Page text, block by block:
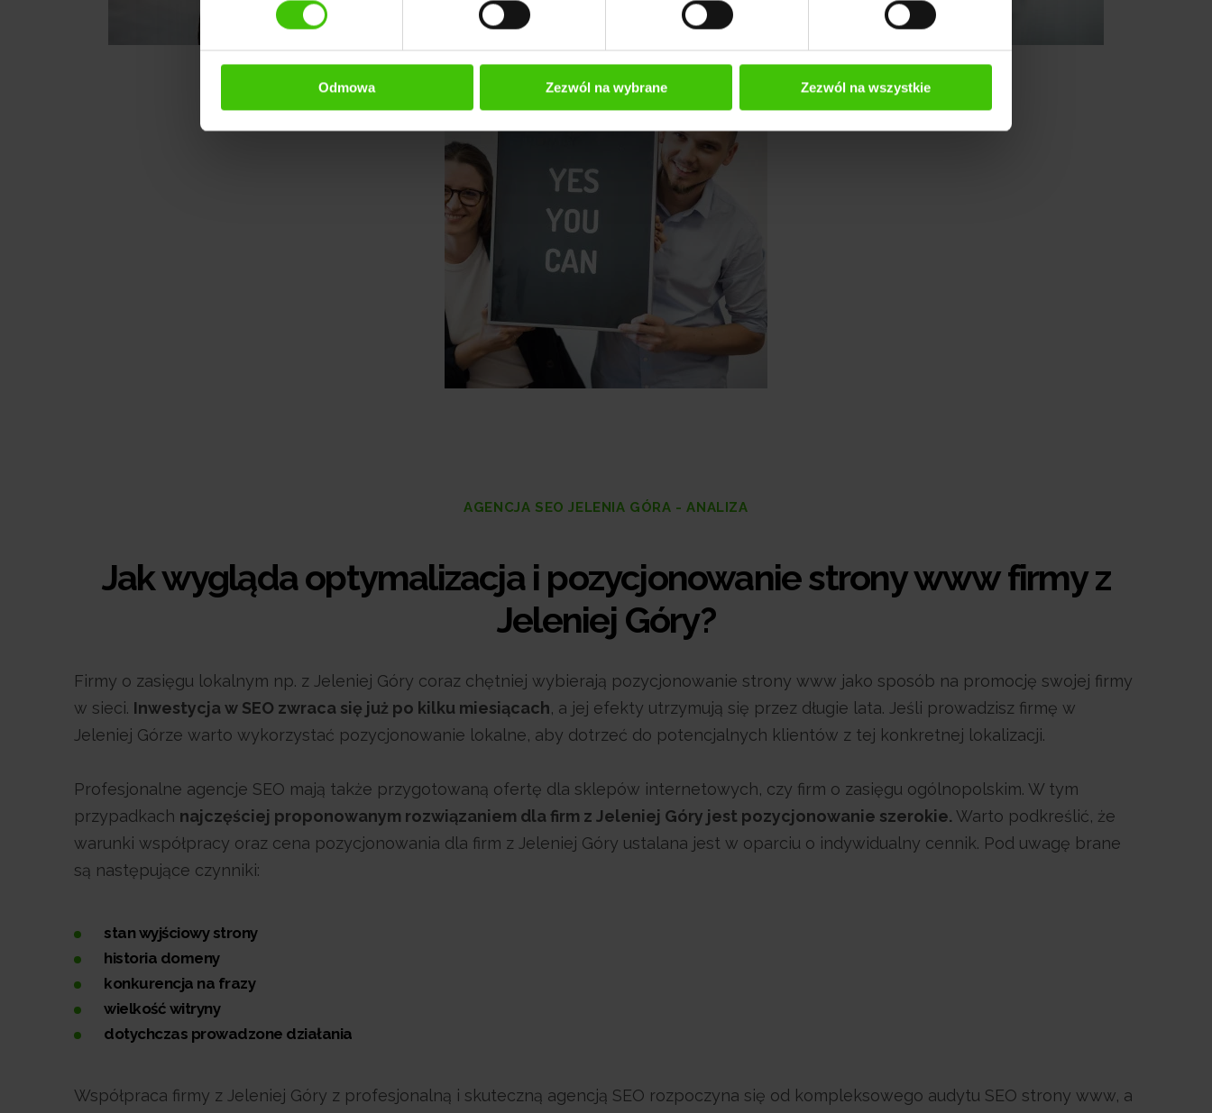
Odmowa Zezwól na wybrane Zezwól na wszystkie
AGENCJA SEO JELENIA GÓRA - ANALIZA
Jak wygląda optymalizacja i pozycjonowanie strony www firmy z
Jeleniej Góry?
Firmy o zasięgu lokalnym np. z Jeleniej Góry coraz chętniej wybierają pozycjonowanie strony www jako sposób na promocję swojej firmy
w sieci. Inwestycja w SEO zwraca się już po kilku miesiącach, a jej efekty utrzymują się przez długie lata. Jeśli prowadzisz firmę w
Jeleniej Górze warto wykorzystać pozycjonowanie lokalne, aby dotrzeć do potencjalnych klientów z tej konkretnej lokalizacji.
Profesjonalne agencje SEO mają także przygotowaną ofertę dla sklepów internetowych, czy firm o zasięgu ogólnopolskim. W tym
przypadkach najczęściej proponowanym rozwiązaniem dla firm z Jeleniej Góry jest pozycjonowanie szerokie. Warto podkreślić, że
warunki współpracy oraz cena pozycjonowania dla firm z Jeleniej Góry ustalana jest w oparciu o indywidualny cennik. Pod uwagę brane
są następujące czynniki:
stan wyjściowy strony
historia domeny
konkurencja na frazy
wielkość witryny
dotychczas prowadzone działania
Współpraca firmy z Jeleniej Góry z profesjonalną i skuteczną agencją SEO rozpoczyna się od kompleksowego audytu SEO strony www, a